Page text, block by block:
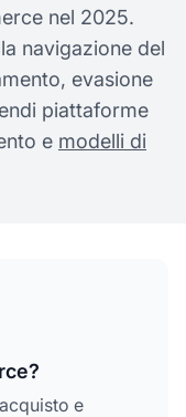
nel 2025.
navigazione del
evasione
piattaforme
e modelli di
e